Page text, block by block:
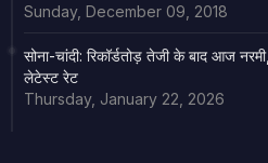
Sunday, December 09, 2018
सोना-चांदी: रिकॉर्डतोड़ तेजी के बाद आज
लेटेस्ट रेट
Thursday, January 22, 2026